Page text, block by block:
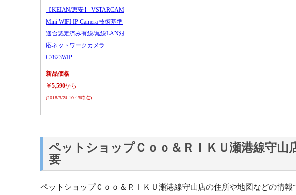
【KEIAN/恵安】 VSTARCAM
Mini WIFI IP Camera 技術基準
適合認定済み有線/無線LAN対
応ネットワークカメラ
C7823WIP
新品価格
￥5,590から
(2018/3/29 10:43時点)
ペットショップＣｏｏ＆ＲＩＫＵ瀬港線守山
要
ペットショップＣｏｏ＆ＲＩＫＵ瀬港線守山店の住所や地図などの情報